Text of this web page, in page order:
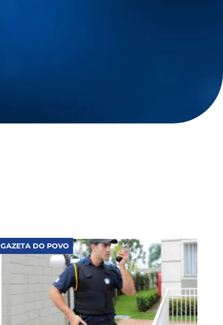
GAZETA DO POVO